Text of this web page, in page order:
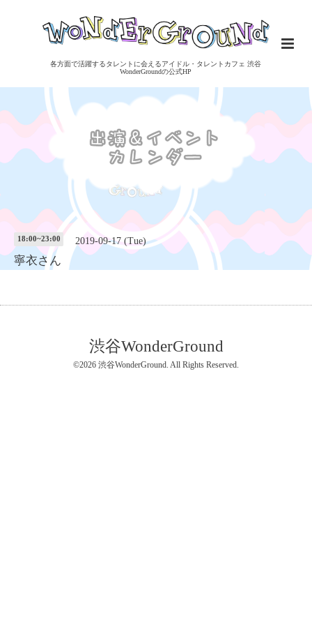
各方面で活躍するタレントに会えるアイドル・タレントカフェ 渋谷
WonderGroundの公式HP
18:00~23:00 2019-09-17 (Tue)
寧衣さん
渋谷WonderGround
©2026 渋谷WonderGround. All Rights Reserved.